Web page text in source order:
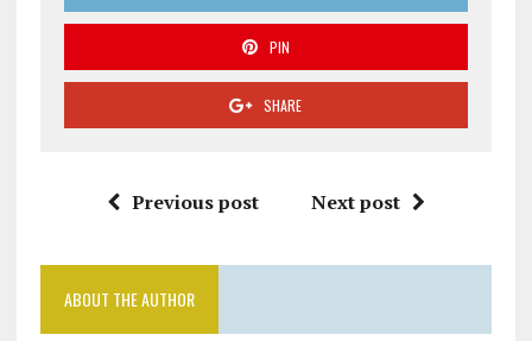
PIN
SHARE
Previous post Next post
ABOUT THE AUTHOR